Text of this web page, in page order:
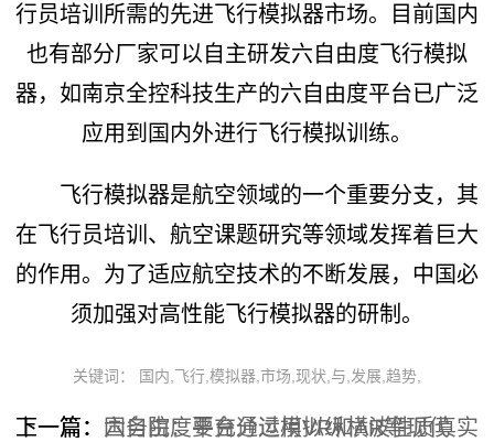
行员培训所需的先进飞行模拟器市场。目前国内
也有部分厂家可以自主研发六自由度飞行模拟
器，如南京全控科技生产的六自由度平台已广泛
应用到国内外进行飞行模拟训练。
飞行模拟器是航空领域的一个重要分支，其
在飞行员培训、航空课题研究等领域发挥着巨大
的作用。为了适应航空技术的不断发展，中国必
须加强对高性能飞行模拟器的研制。
关键词： 国内,飞行,模拟器,市场,现状,与,发展,趋势,
上一篇： 六自由度平台通过模拟纵横波性质真实
下一篇： 国务院：要充分运用VR和AR等现代